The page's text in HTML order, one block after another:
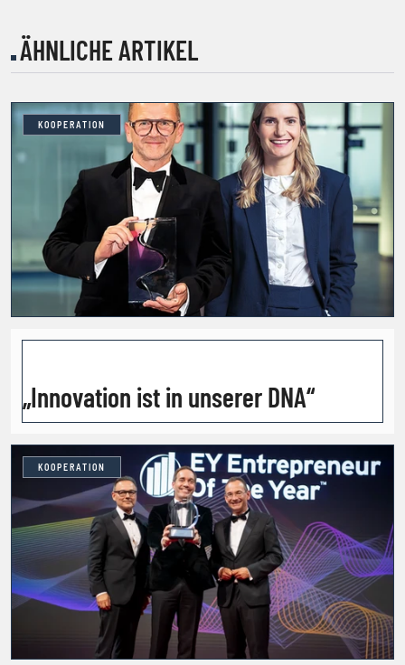
ÄHNLICHE ARTIKEL
KOOPERATION
„Innovation ist in unserer DNA“
KOOPERATION